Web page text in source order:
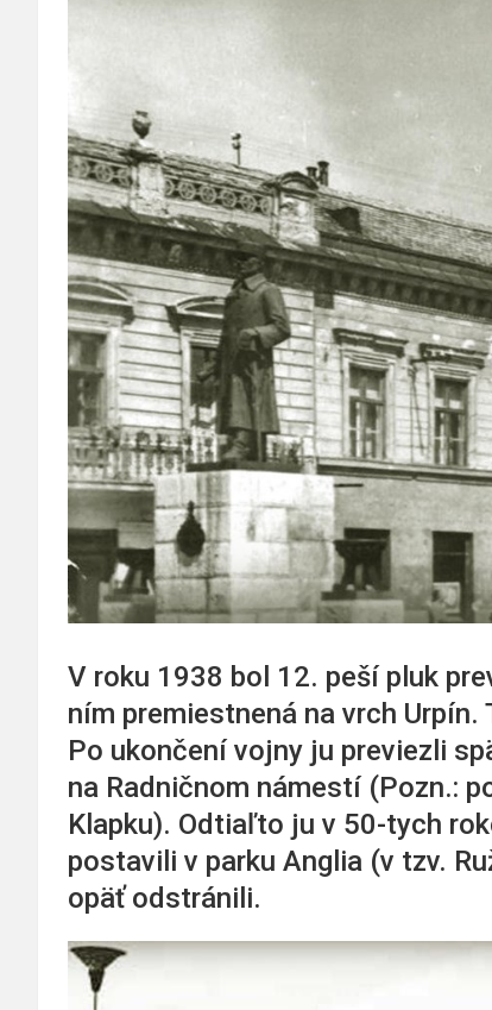
V roku 1938 bol 12. peší pluk
ním premiestnená na vrch
Po ukončení vojny ju previezli
na Radničnom námestí (Pozn.:
Klapku). Odtiaľto ju v 50-tych
postavili v parku Anglia (v tzv.
opäť odstránili.